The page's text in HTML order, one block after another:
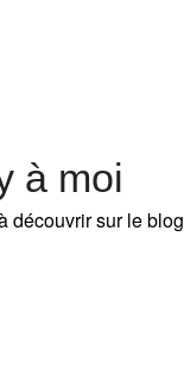
à moi
découvrir sur le blog